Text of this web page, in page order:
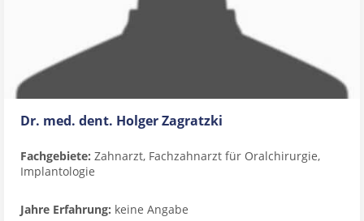
Dr. med. dent. Holger Zagratzki
Fachgebiete: Zahnarzt, Fachzahnarzt für Oralchirurgie,
Implantologie
Jahre Erfahrung: keine Angabe